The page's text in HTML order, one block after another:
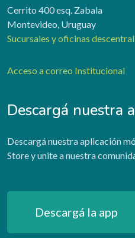
Cerrito 400 esq. Zabala
Montevideo, Uruguay
Sucursales y oficinas
Acceso a correo Institucional
Descargá nuestra
Descargá nuestra aplicación
Store y unite a nuestra
Descargá la app